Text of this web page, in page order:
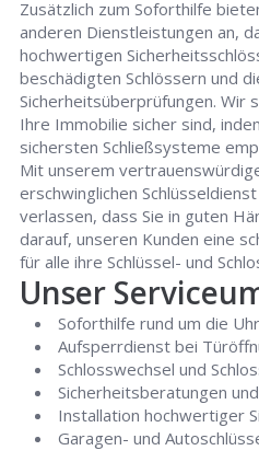
Zusätzlich zum Soforthilfe
anderen Dienstleistungen an,
hochwertigen
beschädigten Schlössern und
Sicherheitsüberprüfungen. Wir
Ihre Immobilie sicher sind,
sichersten Schließsysteme
Mit unserem
erschwinglichen
verlassen, dass Sie in guten
darauf, unseren Kunden eine
für alle ihre Schlüssel- und
Unser
Soforthilfe rund um die Uhr
Aufsperrdienst bei
Schlosswechsel und
Sicherheitsberatungen
Installation hochwertiger
Garagen- und